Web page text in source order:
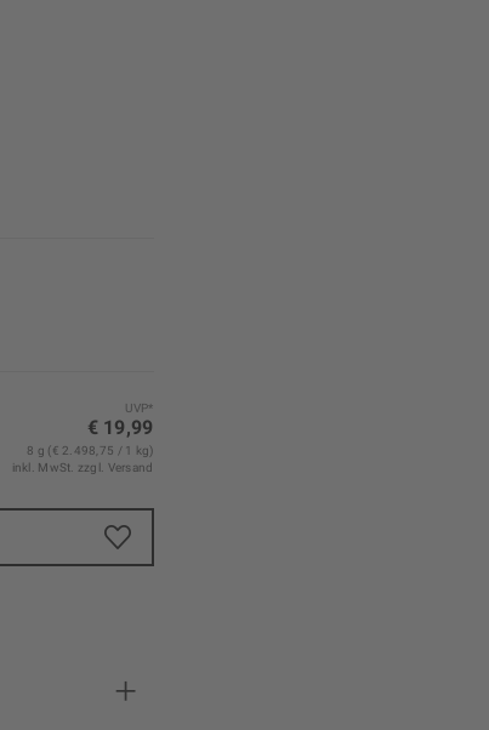
UVP*
€ 19,99
8 g (€ 2.498,75 / 1 kg)
inkl. MwSt. zzgl. Versand